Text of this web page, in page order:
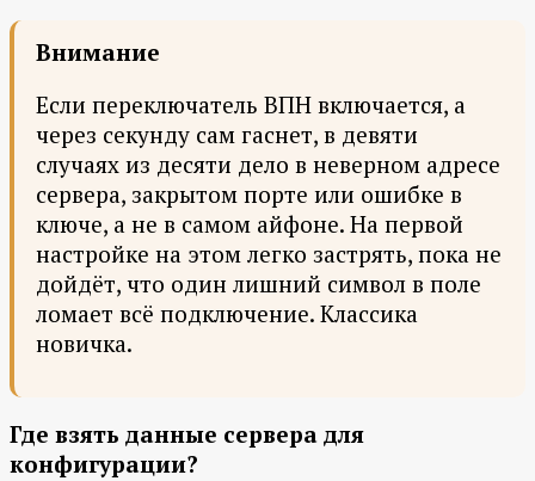
Внимание
Если переключатель ВПН включается, а
через секунду сам гаснет, в девяти
случаях из десяти дело в неверном адресе
сервера, закрытом порте или ошибке в
ключе, а не в самом айфоне. На первой
настройке на этом легко застрять, пока не
дойдёт, что один лишний символ в поле
ломает всё подключение. Классика
новичка.
Где взять данные сервера для
конфигурации?